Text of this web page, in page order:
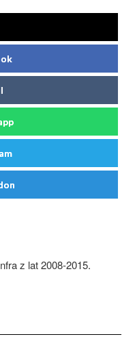
z lat 2008-2015.